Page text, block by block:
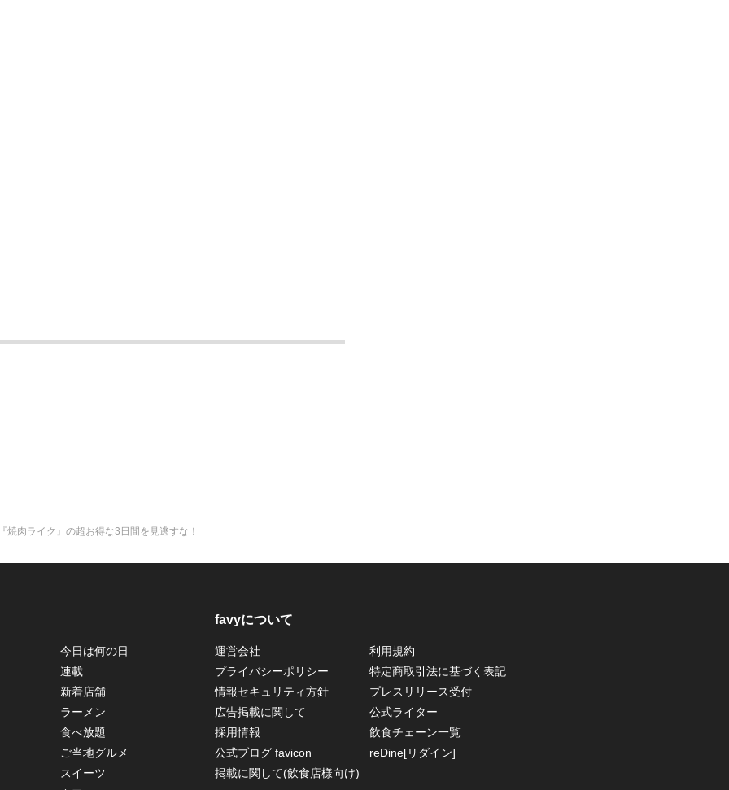
肉ライク』の超お得な3日間を見逃すな！
今日は何の日
連載
新着店舗
ラーメン
食べ放題
ご当地グルメ
スイーツ
favyについて
運営会社
利用規約
プライバシーポリシー
特定商取引法に基づく表記
情報セキュリティ方針
プレスリリース受付
広告掲載に関して
公式ライター
採用情報
飲食チェーン一覧
公式ブログ favicon
reDine[リダイン]
掲載に関して(飲食店様向け)